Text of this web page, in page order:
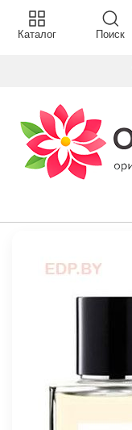
Каталог Поиск